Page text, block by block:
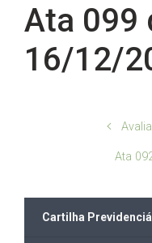
Ata 099
16/12/
Ata
Cartilha